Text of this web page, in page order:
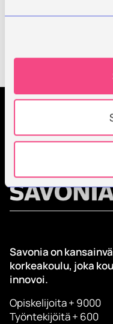
jatkossa laillistujia
Tilaa Savonian
Savonia on
korkeakoulu, joka
innovoi.
Opiskelijoita + 9000
Työntekijöitä + 600